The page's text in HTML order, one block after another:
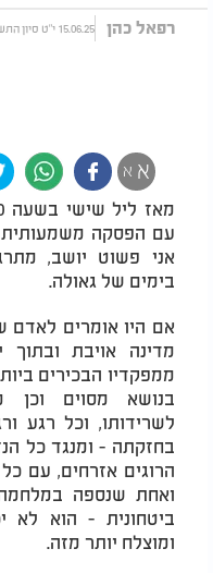
רפאל כהן 15.06.25 י"ט סיון התשפ"ה
א א
אני פשוט יושב,
בימים של גאולה.
אם היו אומרים
מדינה אויבת ובתוך
ממפקדיו הבכירים
בנושא מסוים וכן
לשרידותו, וכל רגע
הרוגים אזרחים, עם
ואחת שנספה
ביטחונית - הוא לא
ומוצלח יותר מזה.